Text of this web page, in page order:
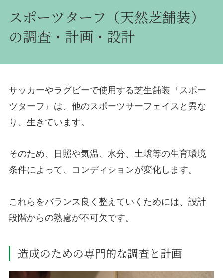
スポーツターフ（天然芝舗装）
の調査・計画・設計
サッカーやラグビーで使用する芝生舗装『スポー
ツターフ』は、他のスポーツサーフェイスと異な
り、生きています。
そのため、日照や気温、水分、土壌等の生育環境
条件によって、コンディションが変化します。
これらをバランス良く整えていくためには、設計
段階からの熟慮が不可欠です。
造成のための専門的な調査と計画